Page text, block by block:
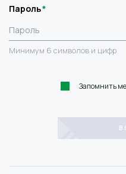
Пароль
Минимум 6 символов и цифр
Запомнить